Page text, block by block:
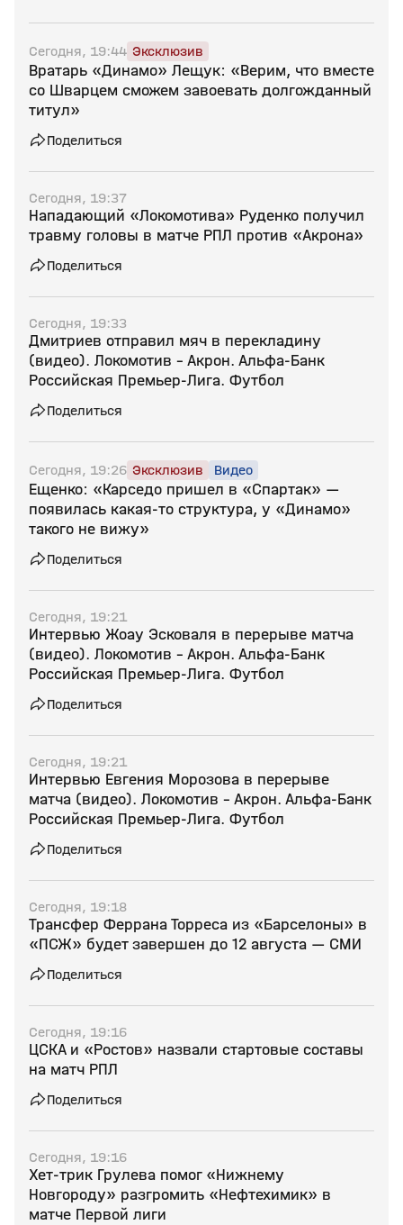
Сегодня, 19:44 Эксклюзив
Вратарь «Динамо» Лещук: «Верим, что вместе
со Шварцем сможем завоевать долгожданный
титул»
Поделиться
Сегодня, 19:37
Нападающий «Локомотива» Руденко получил
травму головы в матче РПЛ против «Акрона»
Поделиться
Сегодня, 19:33
Дмитриев отправил мяч в перекладину
(видео). Локомотив - Акрон. Альфа-Банк
Российская Премьер-Лига. Футбол
Поделиться
Сегодня, 19:26 Эксклюзив Видео
Ещенко: «Карседо пришел в «Спартак» —
появилась какая‑то структура, у «Динамо»
такого не вижу»
Поделиться
Сегодня, 19:21
Интервью Жоау Эсковаля в перерыве матча
(видео). Локомотив - Акрон. Альфа-Банк
Российская Премьер-Лига. Футбол
Поделиться
Сегодня, 19:21
Интервью Евгения Морозова в перерыве
матча (видео). Локомотив - Акрон. Альфа-Банк
Российская Премьер-Лига. Футбол
Поделиться
Сегодня, 19:18
Трансфер Феррана Торреса из «Барселоны» в
«ПСЖ» будет завершен до 12 августа — СМИ
Поделиться
Сегодня, 19:16
ЦСКА и «Ростов» назвали стартовые составы
на матч РПЛ
Поделиться
Сегодня, 19:16
Хет‑трик Грулева помог «Нижнему
Новгороду» разгромить «Нефтехимик» в
матче Первой лиги